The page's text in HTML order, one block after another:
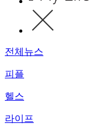
전체뉴스
피플
헬스
라이프